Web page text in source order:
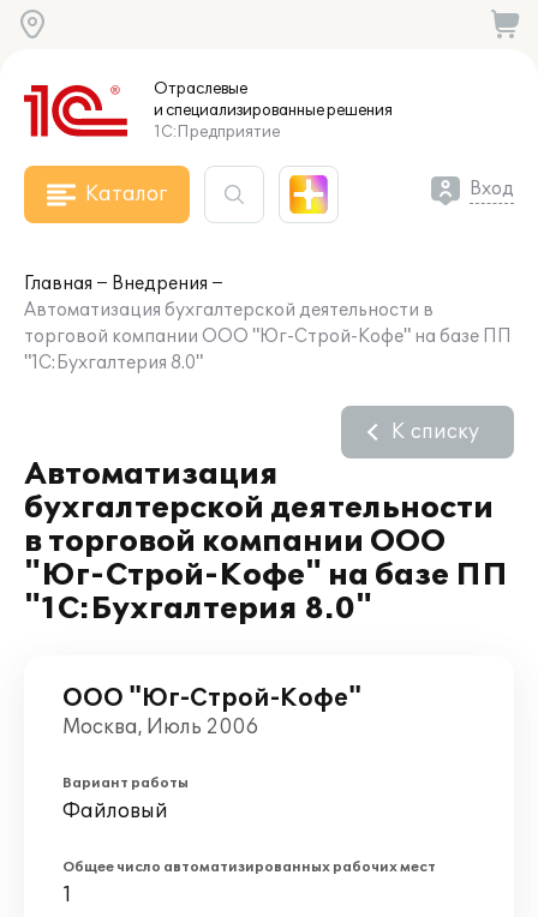
Отраслевые
и специализированныерешения
1С:Предприятие
Каталог Вход
Главная
Внедрения
Автоматизация бухгалтерской деятельности в
торговой компании ООО "Юг-Строй-Кофе" на базе ПП
"1С:Бухгалтерия 8.0"
Автоматизация
бухгалтерской деятельности
в торговой компании ООО
"Юг-Строй-Кофе" на базе ПП
"1С:Бухгалтерия 8.0"
К списку
ООО "Юг-Строй-Кофе"
Москва, Июль 2006
Вариант работы
Файловый
Общее число автоматизированных рабочих мест
1